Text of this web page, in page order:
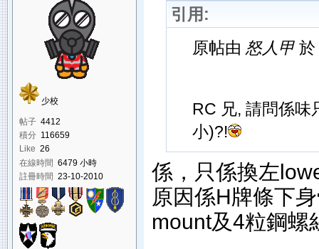
少校
帖子 4412
積分 116659
Like 26
在線時間 6479 小時
註冊時間 23-10-2010
引用:
原帖由 怒人甲於
RC 兄, 請問係味
小)?!
係，只係換左
原因係H牌條下
mount及4粒鋼螺